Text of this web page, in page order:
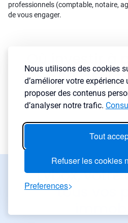
Nous utilisons des cookies
d’améliorer votre
proposer des contenus
d’analyser notre trafic.
Tout
Refuser les cookies
Preferences
professionnels (comptable, notaire,
de vous engager.
de Scey-sur-
saint-albin
Lybox, votre
tous vos